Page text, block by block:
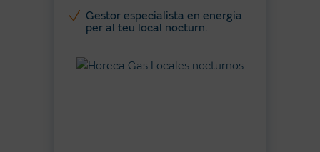
Gestor especialista en energia
per al teu local nocturn.